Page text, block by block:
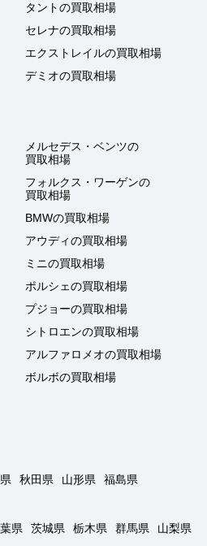
タントの買取相場
セレナの買取相場
エクストレイルの買取相場
デミオの買取相場
メルセデス・ベンツの
買取相場
フォルクス・ワーゲンの
買取相場
BMWの買取相場
アウディの買取相場
ミニの買取相場
ポルシェの買取相場
プジョーの買取相場
シトロエンの買取相場
アルファロメオの買取相場
ボルボの買取相場
秋田県 山形県
福島県
県 茨城県 栃木県 群馬県
山梨県